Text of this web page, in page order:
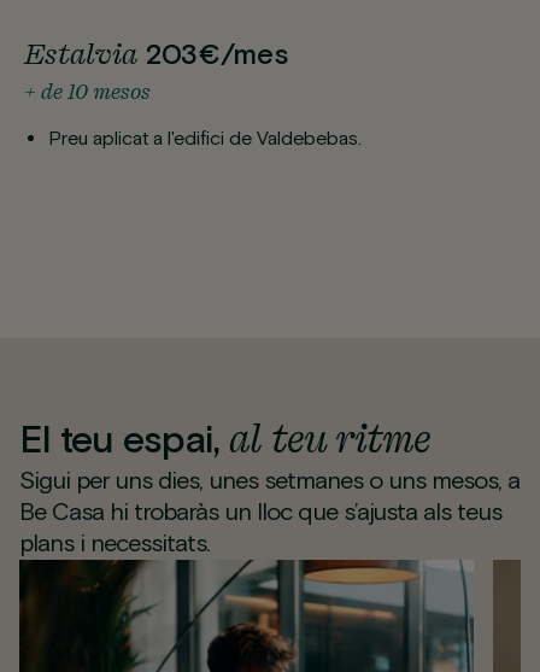
Estalvia 203€/mes
+ de 10 mesos
Preu aplicat a l'edifici de Valdebebas.
El teu espai, al teu ritme
Sigui per uns dies, unes setmanes o uns mesos, a
Be Casa hi trobaràs un lloc que s’ajusta als teus
plans i necessitats.